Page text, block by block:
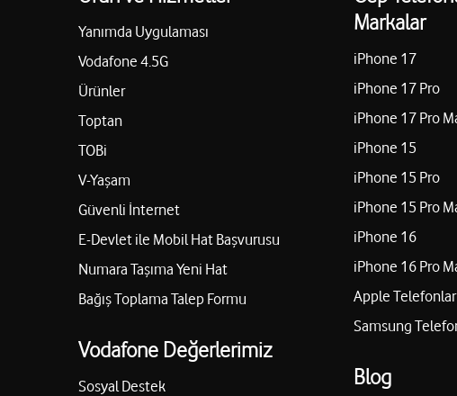
Yanımda Uygulaması
Vodafone 4.5G
Ürünler
Toptan
TOBi
V-Yaşam
Güvenli İnternet
E-Devlet ile Mobil Hat Başvurusu
Numara Taşıma Yeni Hat
Bağış Toplama Talep Formu
Vodafone Değerlerimiz
Sosyal Destek
Markalar
iPhone 17
iPhone 17 Pro
iPhone 17 Pro
iPhone 15
iPhone 15 Pro
iPhone 15 Pro
iPhone 16
iPhone 16 Pro
Apple Telefonlar
Samsung
Blog